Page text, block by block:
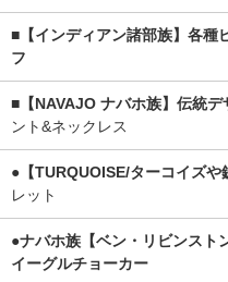
■【インディアン諸部族】各種
フ
■【NAVAJO ナバホ族】伝統
ント&ネックレス
●【TURQUOISE/ターコイズや
レット
●ナバホ族【ベン・リビンスト
イーグルチョーカー